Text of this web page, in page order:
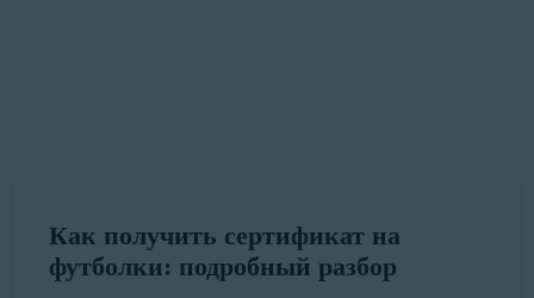
Как получить сертификат на
футболки: подробный разбор